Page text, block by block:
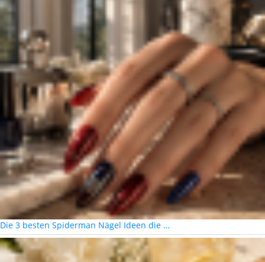
Die 3 besten Spiderman Nägel Ideen die …